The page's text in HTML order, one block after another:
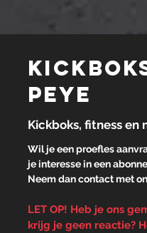
peye
Kickboks, fitness en
Wil je een proefles
je interesse in een
Neem dan contact met
LET OP! Heb je ons
krijg je geen reactie?